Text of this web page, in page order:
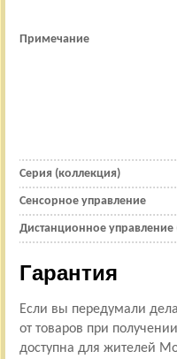
Примечание
Серия (коллекция)
Сенсорное управление
Дистанционное управление
Гарантия
Если вы передумали
от товаров при
доступна для жителей